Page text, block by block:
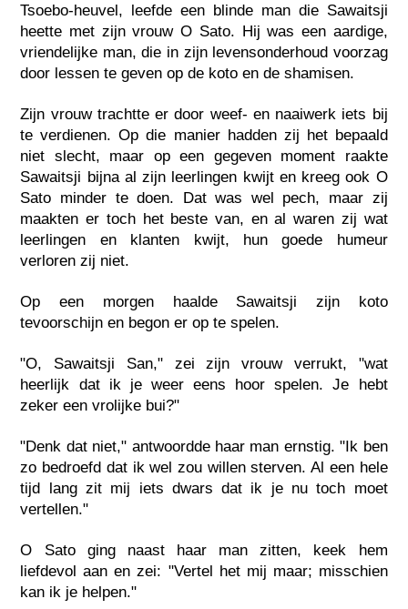
Tsoebo-heuvel, leefde een blinde man die Sawaitsji
heette met zijn vrouw O Sato. Hij was een aardige,
vriendelijke man, die in zijn levensonderhoud voorzag
door lessen te geven op de koto en de shamisen.
Zijn vrouw trachtte er door weef- en naaiwerk iets bij
te verdienen. Op die manier hadden zij het bepaald
niet slecht, maar op een gegeven moment raakte
Sawaitsji bijna al zijn leerlingen kwijt en kreeg ook O
Sato minder te doen. Dat was wel pech, maar zij
maakten er toch het beste van, en al waren zij wat
leerlingen en klanten kwijt, hun goede humeur
verloren zij niet.
Op een morgen haalde Sawaitsji zijn koto
tevoorschijn en begon er op te spelen.
"O, Sawaitsji San," zei zijn vrouw verrukt, "wat
heerlijk dat ik je weer eens hoor spelen. Je hebt
zeker een vrolijke bui?"
"Denk dat niet," antwoordde haar man ernstig. "Ik ben
zo bedroefd dat ik wel zou willen sterven. Al een hele
tijd lang zit mij iets dwars dat ik je nu toch moet
vertellen."
O Sato ging naast haar man zitten, keek hem
liefdevol aan en zei: "Vertel het mij maar; misschien
kan ik je helpen."